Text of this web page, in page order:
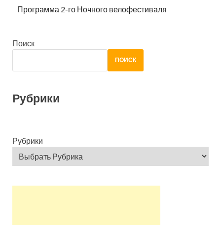
Программа 2-го Ночного велофестиваля
Поиск
ПОИСК
Рубрики
Рубрики